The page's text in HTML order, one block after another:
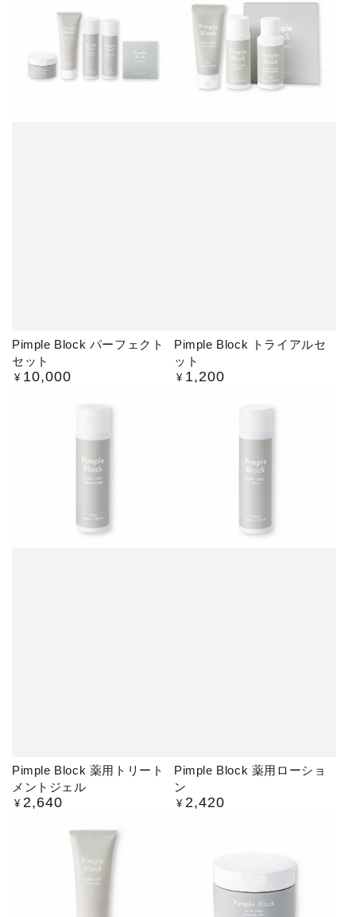
Pimple Block パーフェクト
セット
定
¥ 10,000
Pimple Block トライアルセ
ット
定
¥ 1,200
Pimple Block 薬用トリート
メントジェル
定
¥ 2,640
Pimple Block 薬用ローショ
ン
定
¥ 2,420